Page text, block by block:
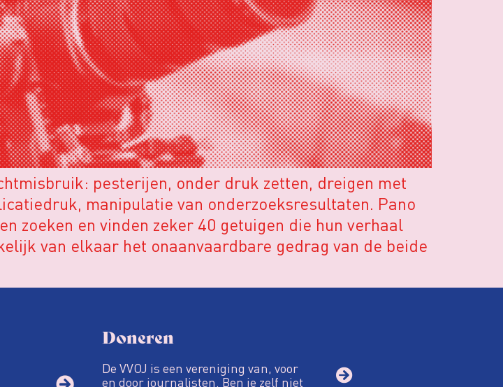
pesterijen, onder druk zetten, dreigen met
manipulatie van onderzoeksresultaten. Pano
zoeken en vinden zeker 40 getuigen die hun verhaal
van elkaar het onaanvaardbare gedrag van de beide
Doneren
De VVOJ is een vereniging van, voor
en door journalisten. Ben je zelf niet